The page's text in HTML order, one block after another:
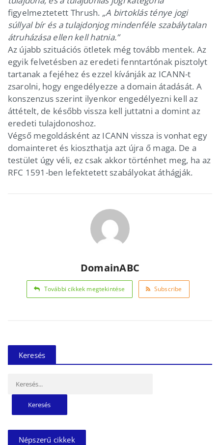
figyelmeztetett Thrush. „A birtoklás ténye jogi
súllyal bír és a tulajdonjog mindenféle szabálytalan
átruházása ellen kell hatnia.”
Az újabb szituációs ötletek még tovább mentek. Az
egyik felvetésben az eredeti fenntartónak pisztolyt
tartanak a fejéhez és ezzel kívánják az ICANN-t
zsarolni, hogy engedélyezze a domain átadását. A
konszenzus szerint ilyenkor engedélyezni kell az
áttételt, de később vissza kell juttatni a domint az
eredeti tulajdonoshoz.
Végső megoldásként az ICANN vissza is vonhat egy
domainteret és kioszthatja azt újra ő maga. De a
testület úgy véli, ez csak akkor történhet meg, ha az
RFC 1591-ben lefektetett szabályokat áthágják.
DomainABC
További cikkek megtekintése Subscribe
Keresés
Népszerű cikkek